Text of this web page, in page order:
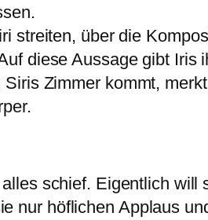
streiten, über die
diese Aussage gibt
Zimmer kommt,
schief. Eigentlich
nur höflichen Applaus